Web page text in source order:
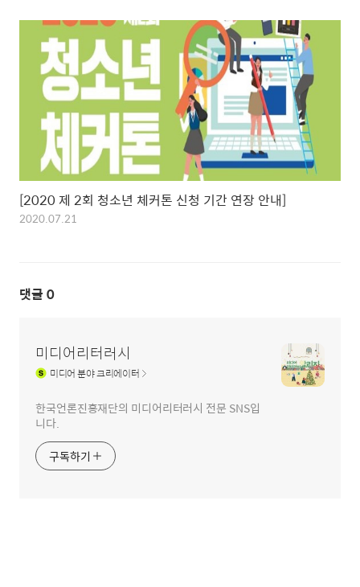
[2020 제 2회 청소년 체커톤 신청 기간 연장 안내]
2020.07.21
댓글 0
미디어리터러시
미디어분야 크리에이터
한국언론진흥재단의 미디어리터러시 전문 SNS입
니다.
구독하기